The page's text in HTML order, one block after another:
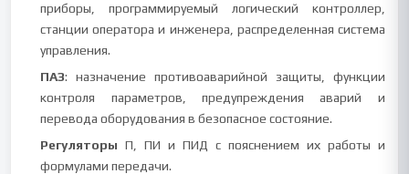
приборы, программируемый логический контроллер,
станции оператора и инженера, распределенная система
управления.
ПАЗ: назначение противоаварийной защиты, функции
контроля параметров, предупреждения аварий и
перевода оборудования в безопасное состояние.
Регуляторы П, ПИ и ПИД с пояснением их работы и
формулами передачи.